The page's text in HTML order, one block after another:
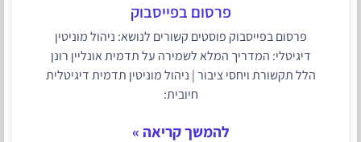
פרסום בפייסבוק
פרסום בפייסבוק פוסטים קשורים לנושא: ניהול מוניטין
דיגיטלי: המדריך המלא לשמירה על תדמית אונליין רונן
הלל תקשורת ויחסי ציבור | ניהול מוניטין תדמית דיגיטלית
חיובית:
להמשך קריאה »